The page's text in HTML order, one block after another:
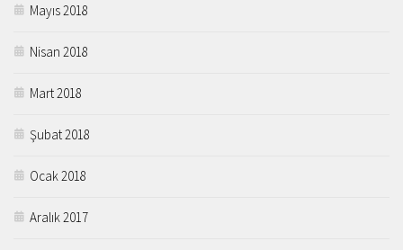
Mayıs 2018
Nisan 2018
Mart 2018
Şubat 2018
Ocak 2018
Aralık 2017